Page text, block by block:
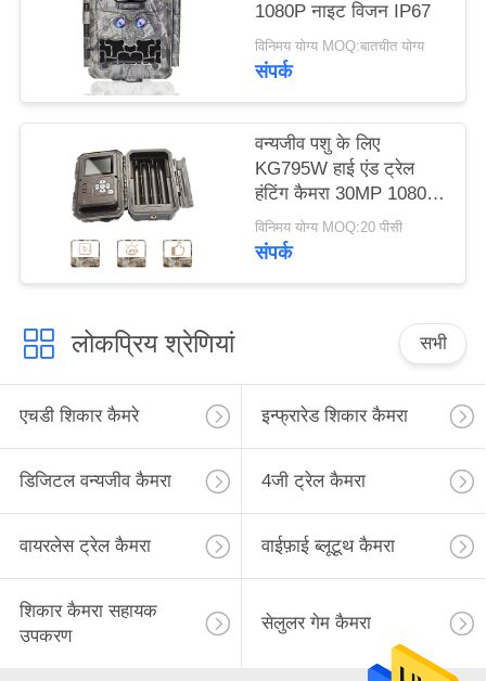
1080P नाइट विजन IP67
विनिमय योग्य MOQ:बातचीत योग्य
संपर्क
वन्यजीव पशु के लिए
KG795W हाई एंड ट्रेल
हंटिंग कैमरा 30MP 1080P
HD
विनिमय योग्य MOQ:20 पीसी
संपर्क
लोकप्रिय श्रेणियां सभी
एचडी शिकार कैमरे इन्फ्रारेड शिकार कैमरा
डिजिटल वन्यजीव कैमरा 4जी ट्रेल कैमरा
वायरलेस ट्रेल कैमरा वाईफ़ाई ब्लूटूथ कैमरा
शिकार कैमरा सहायक
उपकरण
सेलुलर गेम कैमरा